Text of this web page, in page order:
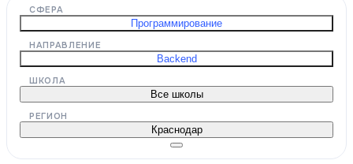
СФЕРА
Программирование
НАПРАВЛЕНИЕ
Backend
ШКОЛА
Все школы
РЕГИОН
Краснодар